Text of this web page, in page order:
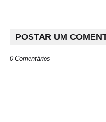
POSTAR UM
0 Comentários